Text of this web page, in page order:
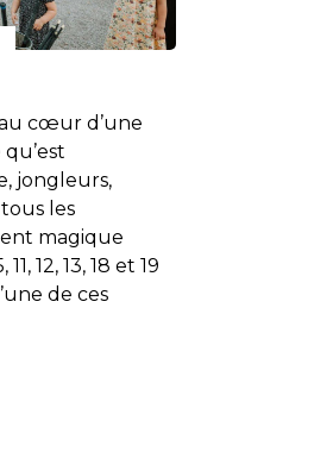
cœur d’une
jongleurs,
les
magique
12, 13, 18 et 19
de ces